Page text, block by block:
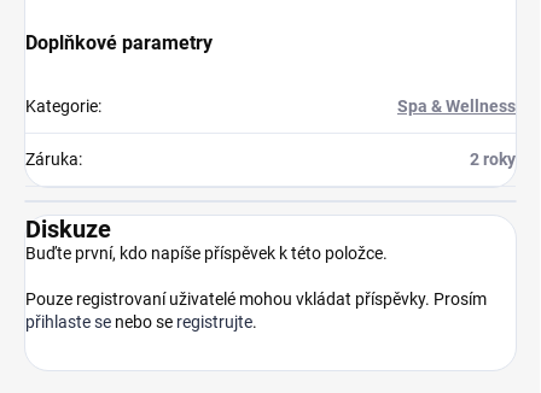
Doplňkové parametry
Kategorie: Spa & Wellness
Záruka: 2 roky
Diskuze
Buďte první, kdo napíše příspěvek k této položce.
Pouze registrovaní uživatelé mohou vkládat příspěvky. Prosím
přihlaste se nebo se registrujte.